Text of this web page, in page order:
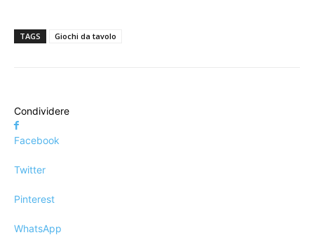
TAGS Giochi da tavolo
Condividere
Facebook
Twitter
Pinterest
WhatsApp